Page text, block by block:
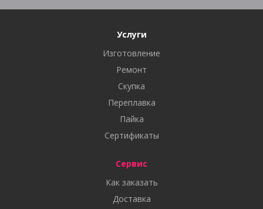
Услуги
Изготовление
Ремонт
Скупка
Переплавка
Пайка
Сертификаты
Сервис
Как заказать
Доставка